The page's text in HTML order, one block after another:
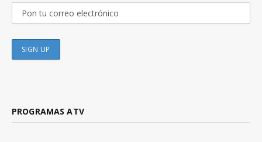
PROGRAMAS ATV